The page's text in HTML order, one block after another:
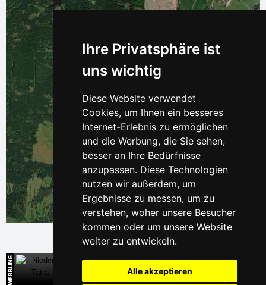
Ihre Privatsphäre ist
uns wichtig
Diese Website verwendet
Cookies, um Ihnen ein besseres
Internet-Erlebnis zu ermöglichen
und die Werbung, die Sie sehen,
besser an Ihre Bedürfnisse
anzupassen. Diese Technologien
nutzen wir außerdem, um
Ergebnisse zu messen, um zu
verstehen, woher unsere Besucher
kommen oder um unsere Website
weiter zu entwickeln.
Alle akzeptieren
Leaflet| © Ersi World Imagery
Direkte Kontakte auf die Unterkunft in der Slowakei